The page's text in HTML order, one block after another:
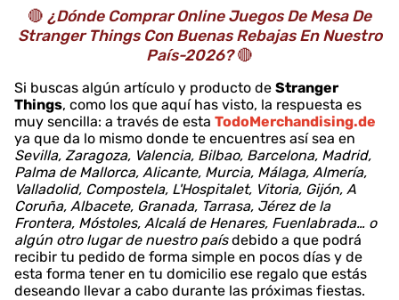
🔴 ¿Dónde Comprar Online Juegos De Mesa De
Stranger Things Con Buenas Rebajas En Nuestro
País-2026?🔴
Si buscas algún artículo y producto de Stranger
Things, como los que aquí has visto, la respuesta es
muy sencilla: a través de esta TodoMerchandising.de
ya que da lo mismo donde te encuentres así sea en
Sevilla, Zaragoza, Valencia, Bilbao, Barcelona, Madrid,
Palma de Mallorca, Alicante, Murcia, Málaga, Almería,
Valladolid, Compostela, L'Hospitalet, Vitoria, Gijón, A
Coruña, Albacete, Granada, Tarrasa, Jérez de la
Frontera, Móstoles, Alcalá de Henares, Fuenlabrada… o
algún otro lugar de nuestro paísdebido a que podrá
recibir tu pedido de forma simple en pocos días y de
esta forma tener en tu domicilio ese regalo que estás
deseando llevar a cabo durante las próximas fiestas.